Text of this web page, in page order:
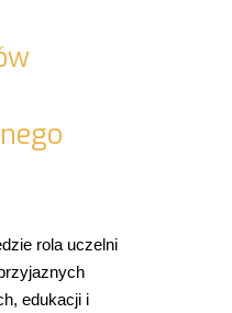
rola uczelni
edukacji i